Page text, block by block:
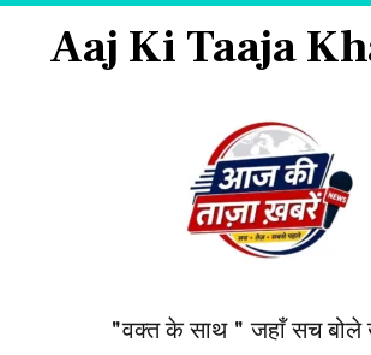
Aaj Ki Taaja
"वक्त के साथ " जहाँ सच